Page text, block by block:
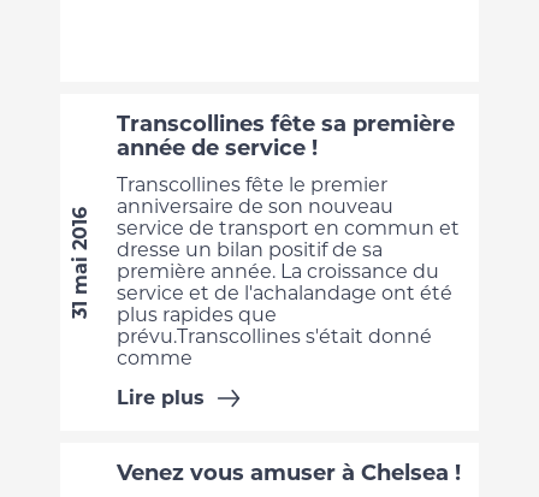
Transcollines fête sa première
année de service !
Transcollines fête le premier
anniversaire de son nouveau
service de transport en commun et
dresse un bilan positif de sa
première année. La croissance du
service et de l'achalandage ont été
plus rapides que
prévu.Transcollines s'était donné
comme
Lire plus
31 mai 2016
Venez vous amuser à Chelsea !